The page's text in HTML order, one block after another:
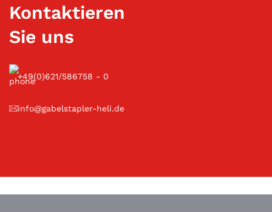
Kontaktieren
Sie uns
+49(0)621/586758 - 0
info@gabelstapler-heli.de